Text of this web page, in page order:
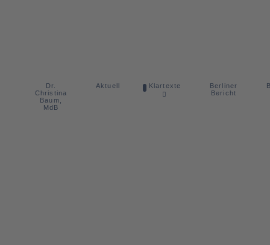
Dr.
Christina
Baum,
MdB
Aktuell Klartexte
Berliner
Bericht